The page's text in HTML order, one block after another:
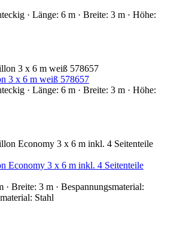
· Länge: 6 m · Breite: 3 m · Höhe:
3 x 6 m weiß 578657
· Länge: 6 m · Breite: 3 m · Höhe:
Economy 3 x 6 m inkl. 4 Seitenteile
Breite: 3 m · Bespannungsmaterial:
Stahl